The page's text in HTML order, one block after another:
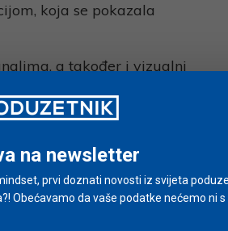
koja se pokazala
a također i vizualni
specifične publike.
svoje mjesto u
pojedinci, proizvodi i
te postaju
svoje polaznike?
na newsletter
prvi doznati novosti iz svijeta
Obećavamo da vaše podatke nećemo ni